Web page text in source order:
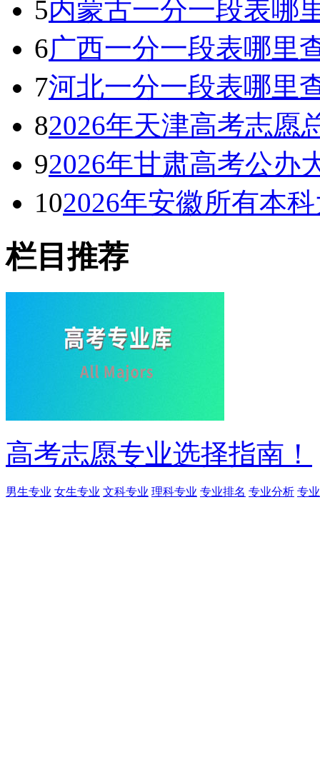
5内蒙古一分一段表哪
6广西一分一段表哪里
7河北一分一段表哪里
82026年天津高考志愿
92026年甘肃高考公办
102026年安徽所有本
栏目推荐
高考志愿专业选择指南！
男生专业 女生专业 文科专业 理科专业 专业排名 专业分析 专